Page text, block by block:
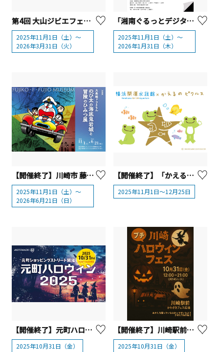
第4回 大山ジビエフェア【伊勢原市】
2025年11月1日（土）～
2026年3月31日（火）
「湘南ぐるっとデジタルスタンプラリー」を開催します！
2025年11月1日（土）～
2026年1月31日（木）
【開催終了】川崎市 藤子・F・不二雄ミュージアム 「大長編ドラえもん のび太の海底鬼岩城と冒険のひみつ展 」
2025年11月1日（土）～
2026年6月21日（日）
【開催終了】「かえるのピクルス2025 Merry christmas！スタンプラリー in 横浜」コラボイベント【横浜市】
2025年11月1日～12月25日
【開催終了】元町ハロウィン2025 10月31日（金）開催！！
2025年10月31日（金）
【開催終了】川崎駅前かわさきフェス広場「プチ川崎ハロウィンフェス」
2025年10月31日（金）